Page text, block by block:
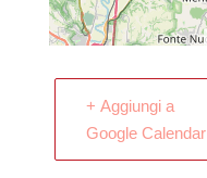
+ Aggiungi a
Google Calendar